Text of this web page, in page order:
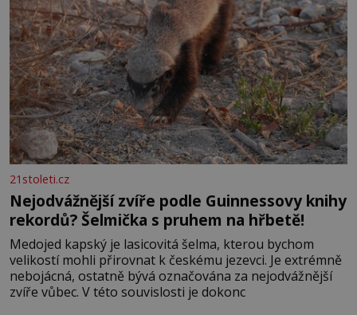
21stoleti.cz
Nejodvážnější zvíře podle Guinnessovy knihy
rekordů? Šelmička s pruhem na hřbetě!
Medojed kapský je lasicovitá šelma, kterou bychom
velikostí mohli přirovnat k českému jezevci. Je extrémně
nebojácná, ostatně bývá označována za nejodvážnější
zvíře vůbec. V této souvislosti je dokonc